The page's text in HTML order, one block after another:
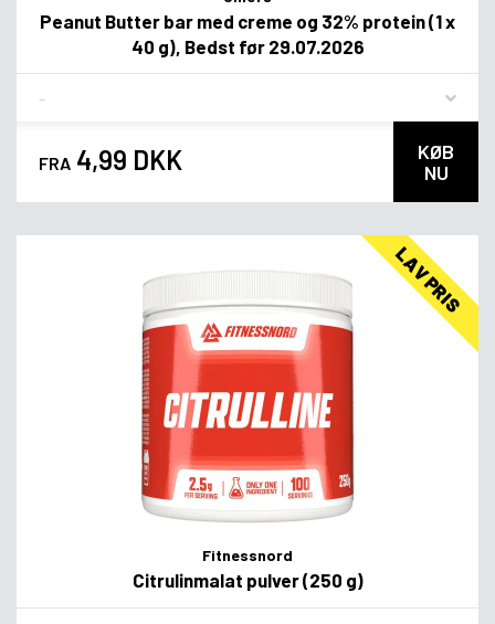
Peanut Butter bar med creme og 32% protein (1 x
40 g), Bedst før 29.07.2026
FRA 4,99 DKK
KØB
NU
LAV PRIS
Fitnessnord
Citrulinmalat pulver (250 g)